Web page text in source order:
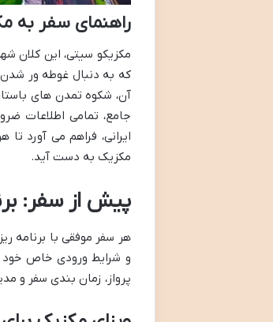
راهنمای سفر به
مکزیکو سیتی، این کلان
که به دنبال غوطه ور شدن
آن، شکوه تمدن های
جامع، تمامی اطلاعات
ایرانی، فراهم می آورد
مکزیک به دست آید.
پیش از سفر:
هر سفر موفقی با برنامه
و شرایط ورودی خاص خود
پرواز، زمان بندی سفر و